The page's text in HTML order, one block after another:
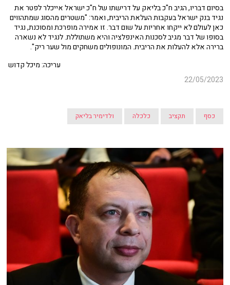
בסיום דבריו, הגיב ח"כ בליאק על דרישתו של ח"כ ישראל אייכלר לפטר את
נגיד בנק ישראל בעקבות העלאת הריבית, ואמר: "משטרים מהסוג שמתהווים
כאן לעולם לא ייקחו אחריות על שום דבר. זו אמירה מופרכת ומסוכנת, נגיד
בסופו של דבר מגיב לסכנות האינפלציה והיא משתוללת. לנגיד לא נשארה
ברירה אלא להעלות את הריבית. המונופולים משחקים מול שער ריק".
עריכה: מיכל קדוש
22/05/2023
כסף תקציב כלכלה ולדימיר בליאק